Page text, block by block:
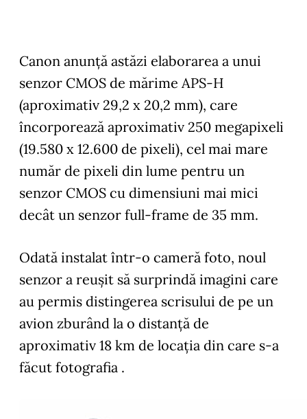
Canon anunță astăzi elaborarea a unui
senzor CMOS de mărime APS-H
(aproximativ 29,2 x 20,2 mm), care
încorporează aproximativ 250 megapixeli
(19.580 x 12.600 de pixeli), cel mai mare
număr de pixeli din lume pentru un
senzor CMOS cu dimensiuni mai mici
decât un senzor full-frame de 35 mm.
Odată instalat într-o cameră foto, noul
senzor a reușit să surprindă imagini care
au permis distingerea scrisului de pe un
avion zburând la o distanță de
aproximativ 18 km de locația din care s-a
făcut fotografia .